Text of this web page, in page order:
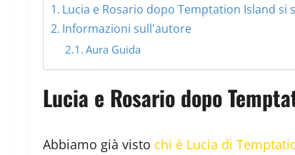
Lucia e Rosario dopo Temptation Island
Informazioni sull'autore
Aura Guida
Lucia e Rosario dopo
Abbiamo già visto chi è Lucia di